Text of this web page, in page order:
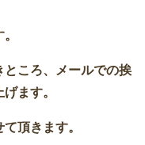
ころ、メールでの挨
ます。
頂きます。